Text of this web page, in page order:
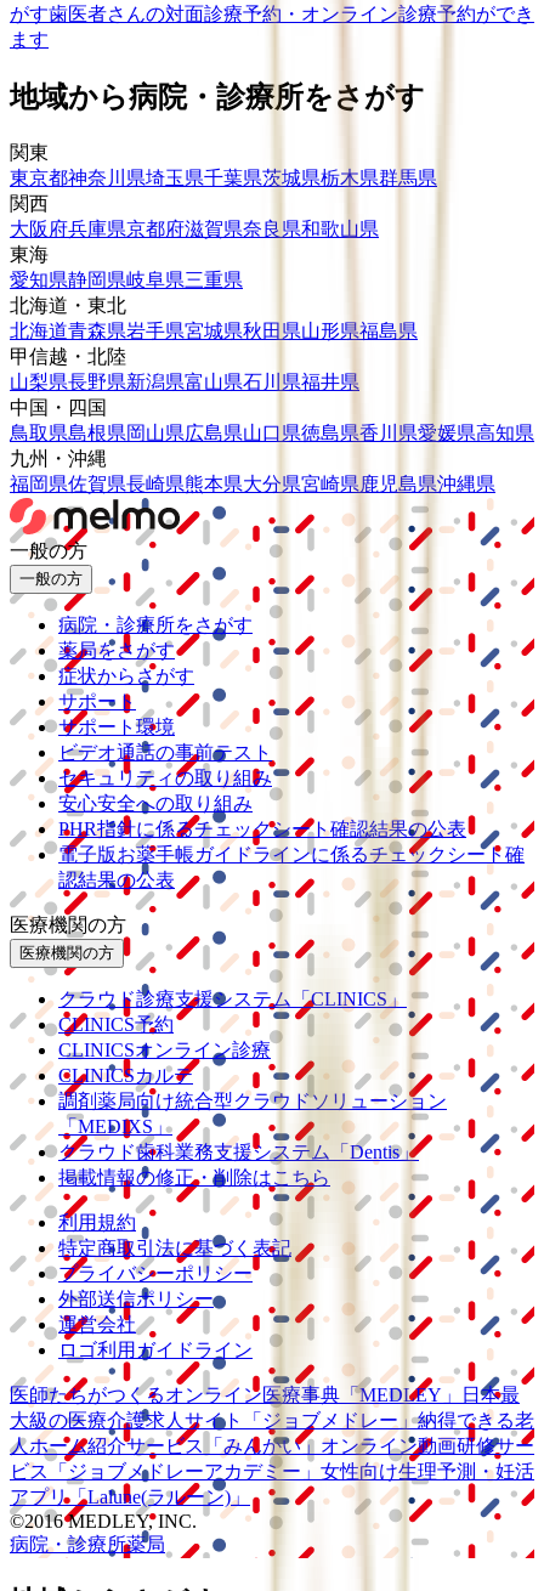
がす歯医者さんの対面診療予約・オンライン診療予約ができ
ます
地域から病院・診療所をさがす
関東
東京都神奈川県埼玉県千葉県茨城県栃木県群馬県
関西
大阪府兵庫県京都府滋賀県奈良県和歌山県
東海
愛知県静岡県岐阜県三重県
北海道・東北
北海道青森県岩手県宮城県秋田県山形県福島県
甲信越・北陸
山梨県長野県新潟県富山県石川県福井県
中国・四国
鳥取県島根県岡山県広島県山口県徳島県香川県愛媛県高知県
九州・沖縄
福岡県佐賀県長崎県熊本県大分県宮崎県鹿児島県沖縄県
一般の方
一般の方
病院・診療所をさがす
薬局をさがす
症状からさがす
サポート
サポート環境
ビデオ通話の事前テスト
セキュリティの取り組み
安心安全への取り組み
PHR指針に係るチェックシート確認結果の公表
電子版お薬手帳ガイドラインに係るチェックシート確
認結果の公表
医療機関の方
医療機関の方
クラウド診療支援システム
「CLINICS」
CLINICS予約
CLINICSオンライン診療
CLINICSカルテ
調剤薬局向け統合型クラウドソリューション
「MEDIXS」
クラウド歯科業務支援システム
「Dentis」
掲載情報の修正・削除はこちら
利用規約
特定商取引法に基づく表記
プライバシーポリシー
外部送信ポリシー
運営会社
ロゴ利用ガイドライン
医師たちがつくるオンライン医療事典 「MEDLEY」
日本最
大級の医療介護求人サイト 「ジョブメドレー」納得できる老
人ホーム紹介サービス
「みんかい」 オンライン動画研修サー
ビス
「ジョブメドレーアカデミー」 女性向け生理予測・妊活
アプリ「Lalune(ラルーン)」
©2016 MEDLEY, INC.
病院・診療所薬局